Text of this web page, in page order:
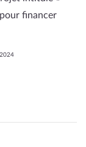
financer